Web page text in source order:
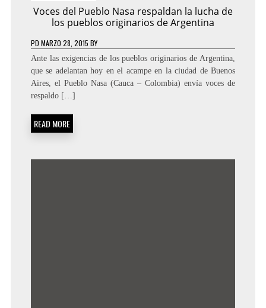
Voces del Pueblo Nasa respaldan la lucha de
los pueblos originarios de Argentina
PD MARZO 28, 2015 BY
Ante las exigencias de los pueblos originarios de Argentina,
que se adelantan hoy en el acampe en la ciudad de Buenos
Aires, el Pueblo Nasa (Cauca – Colombia) envía voces de
respaldo […]
READ MORE